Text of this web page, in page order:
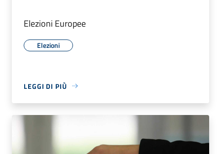
Elezioni Europee
Elezioni
LEGGI DI PIÙ